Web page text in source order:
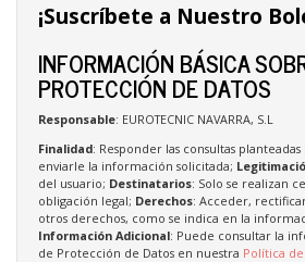
¡Suscríbete a Nuestro
INFORMACIÓN BÁSICA
PROTECCIÓN DE DATOS
Responsable: EUROTECNIC NAVARRA, S.L
Finalidad: Responder las consultas
enviarle la información solicitada;
del usuario; Destinatarios: Solo se realizan
obligación legal; Derechos: Acceder,
otros derechos, como se indica en la
Información Adicional: Puede consultar la
de Protección de Datos en nuestra Política